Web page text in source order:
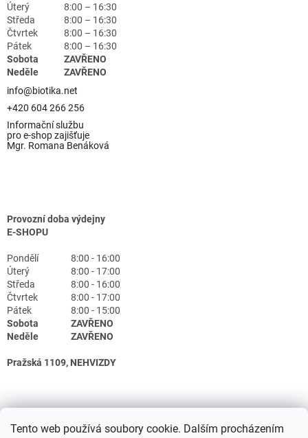
Tento web používá soubory cookie. Dalším procházením
Úterý
8:00 – 16:30
Středa
8:00 – 16:30
Čtvrtek
8:00 – 16:30
Pátek
8:00 – 16:30
Sobota
ZAVŘENO
Neděle
ZAVŘENO
info@biotika.net
+420 604 266 256
Informační službu
pro e-shop zajišťuje
Mgr. Romana Benáková
Provozní doba výdejny
E-SHOPU
Pondělí
8:00 - 16:00
Úterý
8:00 - 17:00
Středa
8:00 - 16:00
Čtvrtek
8:00 - 17:00
Pátek
8:00 - 15:00
Sobota
ZAVŘENO
Neděle
ZAVŘENO
Pražská 1109, NEHVIZDY